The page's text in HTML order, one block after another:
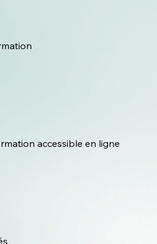
accessible en ligne